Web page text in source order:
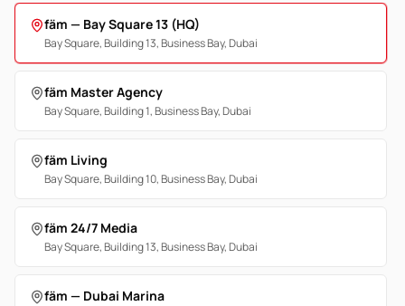
fäm — Bay Square 13 (HQ)
Bay Square, Building 13, Business Bay, Dubai
fäm Master Agency
Bay Square, Building 1, Business Bay, Dubai
fäm Living
Bay Square, Building 10, Business Bay, Dubai
fäm 24/7 Media
Bay Square, Building 13, Business Bay, Dubai
fäm — Dubai Marina